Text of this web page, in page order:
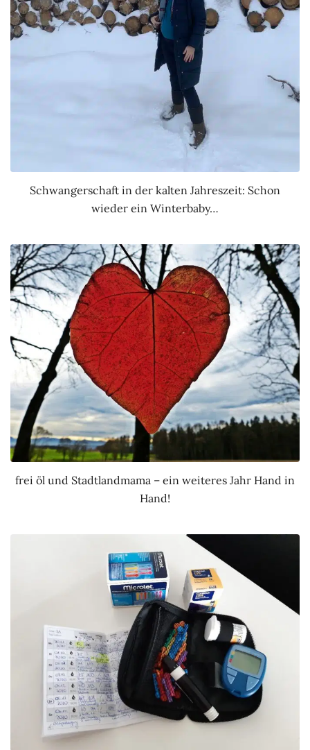
Schwangerschaft in der kalten Jahreszeit: Schon
wieder ein Winterbaby…
frei öl und Stadtlandmama – ein weiteres Jahr Hand in
Hand!